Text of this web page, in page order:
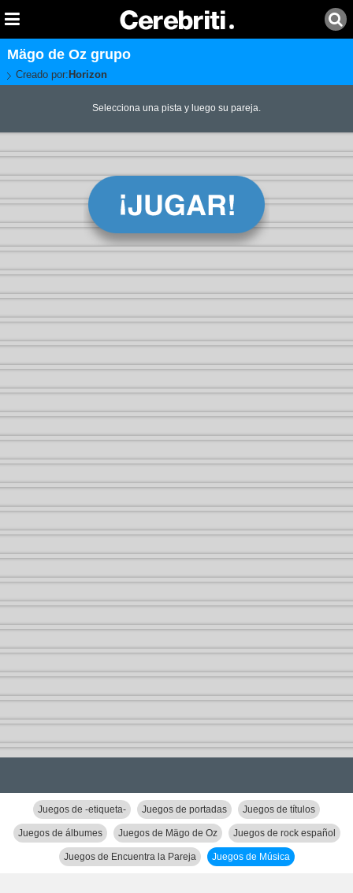
Mägo de Oz grupo
Creado por: Horizon
Selecciona una pista y luego su pareja.
Juegos de -etiqueta- Juegos de portadas Juegos de títulos
Juegos de álbumes Juegos de Mägo de Oz Juegos de rock español
Juegos de Encuentra la Pareja Juegos de Música